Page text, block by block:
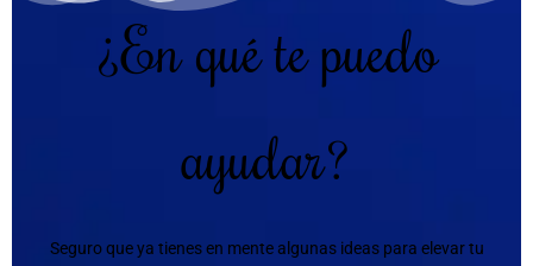
¿En qué te puedo
ayudar?
Seguro que ya tienes en mente algunas ideas para elevar tu